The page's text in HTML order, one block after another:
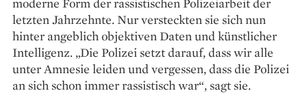
letzten Jahrzehnte. Nur versteckten sie sich nun
hinter angeblich objektiven Daten und künstlicher
Intelligenz. „Die Polizei setzt darauf, dass wir alle
unter Amnesie leiden und vergessen, dass die Polizei
an sich schon immer rassistisch war“, sagt sie.